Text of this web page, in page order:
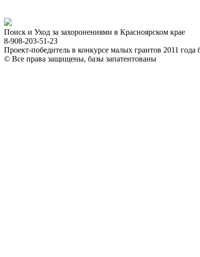
Поиск и Уход за захоронениями в Красноярском крае
8-908-203-51-23
Проект-победитель в конкурсе малых грантов 2011
© Все права защищены, базы запатентованы